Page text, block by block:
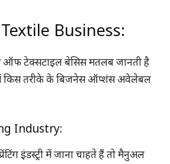
Business:
ऑफ टेक्सटाइल बेसिस मतलब जानती है
में किस तरीके के बिजनेस ऑप्शंस अवेलेबल
Industry:
इंडस्ट्री में जाना चाहते हैं तो मैनुअल